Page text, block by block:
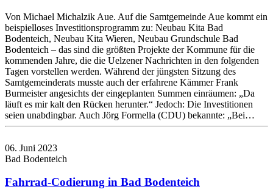
Von Michael Michalzik Aue. Auf die Samtgemeinde Aue kommt ein
beispielloses Investitionsprogramm zu: Neubau Kita Bad
Bodenteich, Neubau Kita Wieren, Neubau Grundschule Bad
Bodenteich – das sind die größten Projekte der Kommune für die
kommenden Jahre, die die Uelzener Nachrichten in den folgenden
Tagen vorstellen werden. Während der jüngsten Sitzung des
Samtgemeinderats musste auch der erfahrene Kämmer Frank
Burmeister angesichts der eingeplanten Summen einräumen: „Da
läuft es mir kalt den Rücken herunter.“ Jedoch: Die Investitionen
seien unabdingbar. Auch Jörg Formella (CDU) bekannte: „Bei…
06. Juni 2023
Bad Bodenteich
Fahrrad-Codierung in Bad Bodenteich